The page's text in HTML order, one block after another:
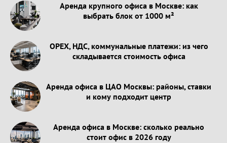
Аренда крупного офиса в Москве: как
выбрать блок от 1000 м²
OPEX, НДС, коммунальные платежи: из чего
складывается стоимость офиса
Аренда офиса в ЦАО Москвы: районы, ставки
и кому подходит центр
Аренда офиса в Москве: сколько реально
стоит офис в 2026 году